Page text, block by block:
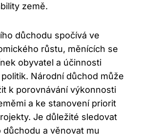
země.
důchodu spočívá ve
růstu, měnících se
obyvatel a účinnosti
Národní důchod může
k porovnávání výkonnosti
a ke stanovení priorit
Je důležité sledovat
a věnovat mu